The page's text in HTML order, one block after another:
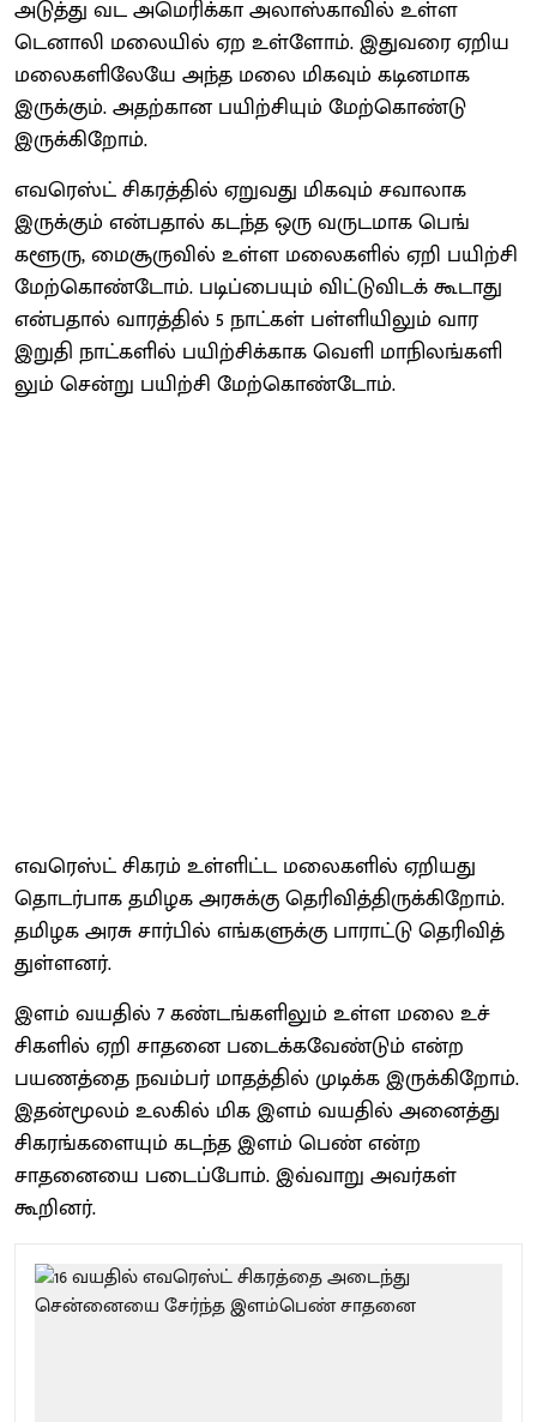
அடுத்து வட அமெரிக்கா அலாஸ்​கா​வில் உள்ள
டெனாலி மலை​யில் ஏற உள்​ளோம். இது​வரை ஏறிய
மலைகளி​லேயே அந்த மலை மிக​வும் கடின​மாக
இருக்​கும். அதற்​கான பயிற்​சி​யும் மேற்​கொண்டு
இருக்​கிறோம்.
எவரெஸ்ட் சிகரத்​தில் ஏறு​வது மிக​வும் சவாலாக
இருக்​கும் என்​ப​தால் கடந்த ஒரு வருட​மாக பெங்​
களூரு, மைசூரு​வில் உள்ள மலைகளில் ஏறி பயிற்சி
மேற்​கொண்​டோம். படிப்​பை​யும் விட்​டு​விடக் கூடாது
என்​ப​தால் வாரத்​தில் 5 நாட்​கள் பள்​ளி​யிலும் வார
இறுதி நாட்​களில் பயிற்​சிக்​காக வெளி மாநிலங்​களி​
லும் சென்று பயிற்சி மேற்​கொண்​டோம்.
எவரெஸ்ட் சிகரம் உள்​ளிட்ட மலைகளில் ஏறியது
தொடர்​பாக தமிழக அரசுக்கு தெரி​வித்​திருக்​கிறோம்.
தமிழக அரசு சார்​பில் எங்​களுக்கு பாராட்டு தெரி​வித்​
துள்​ளனர்.
இளம் வயதில் 7 கண்​டங்​களி​லும் உள்ள மலை உச்​
சிகளில் ஏறி சாதனை படைக்கவேண்​டும் என்ற
பயணத்தை நவம்​பர் மாதத்​தில் முடிக்க இருக்​கிறோம்.
இதன்​மூலம் உலகில் மிக இளம் வயதில் அனைத்து
சிகரங்​களை​யும் கடந்த இளம் பெண் என்ற
சாதனையை படைப்​போம். இவ்​வாறு அவர்​கள்
கூறினர்.